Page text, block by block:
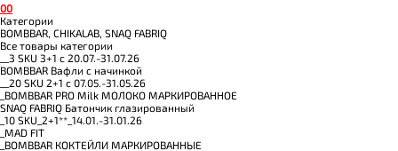
00
Категории
BOMBBAR, CHIKALAB, SNAQ FABRIQ
Все товары категории
__3 SKU 3+1 с 20.07.-31.07.26
BOMBBAR Вафли с начинкой
__20 SKU 2+1 с 07.05.-31.05.26
_BOMBBAR PRO Milk МОЛОКО МАРКИРОВАННОЕ
SNAQ FABRIQ Батончик глазированный
_10 SKU_2+1**_14.01.-31.01.26
_MAD FIT
_BOMBBAR КОКТЕЙЛИ МАРКИРОВАННЫЕ